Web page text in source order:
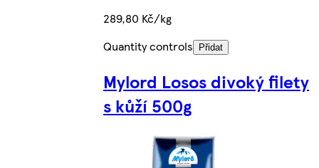
289,80 Kč/kg
Quantity controls
Přidat
Mylord Losos divoký filety
s kůží 500g